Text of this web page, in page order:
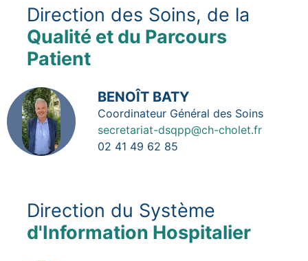
Direction des Soins, de la
Qualité et du Parcours
Patient
Image BENOÎT BATY
Fonction
Coordinateur Général des Soins
secretariat-dsqpp@ch-cholet.fr
02 41 49 62 85
Direction du Système
d'Information Hospitalier